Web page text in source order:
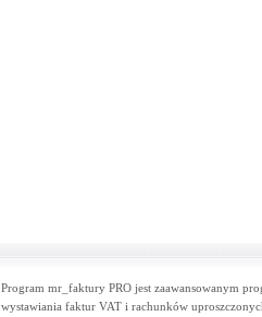
Program mr_faktury PRO jest zaawansowanym
wystawiania faktur VAT i rachunków